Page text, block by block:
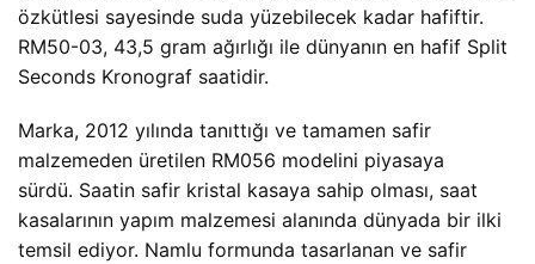
özkütlesi sayesinde suda yüzebilecek kadar hafiftir.
RM50-03, 43,5 gram ağırlığı ile dünyanın en hafif Split
Seconds Kronograf saatidir.
Marka, 2012 yılında tanıttığı ve tamamen safir
malzemeden üretilen RM056 modelini piyasaya
sürdü. Saatin safir kristal kasaya sahip olması, saat
kasalarının yapım malzemesi alanında dünyada bir ilki
temsil ediyor. Namlu formunda tasarlanan ve safir